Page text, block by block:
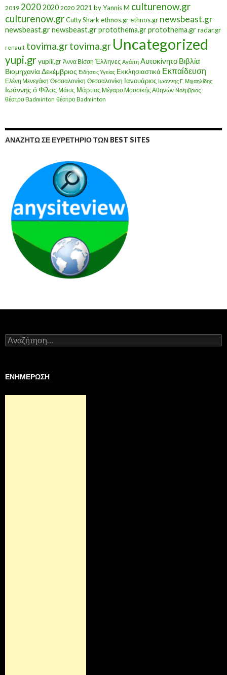
2019 20202020 2020 2021 by Yannis M culturenow.gr
culturenow.grCutty Sharkethnos.grethnos.gr newsbeast.gr
newsbeast.grnewsbeast.grprotothema.grprotothema.grradar.gr
renault tovima.grtovima.gr Uncategorized
yupi.gryupiii.gr Άννα Βίσση Έλληνες Αγάπη Αυτοκίνητο Βιβλία
ΒιομηχανίαΔεκέμβριος Ειδήσεις Υγείας Εκκλησιαστικά Εκπαίδευση
Ελένη Μενεγάκη Θεσσαλονίκη Θεσσαλονίκη Ιανουάριος Ιωάννης Γ. Μιχαηλίδης
Ιωάννης ό Φίλος Μάιος Μάρτιος Μέγαρο Μουσικής Αθηνών Νοέμβριος
θέατρο Badminton θέατρο Badminton
ΑΝΑΖΗΤΏ ΣΕ ΕΥΡΕΤΉΡΙΟ ΤΩΝ BEST SITES
Αναζήτηση
για:
ΕΝΗΜΕΡΩΣΗ